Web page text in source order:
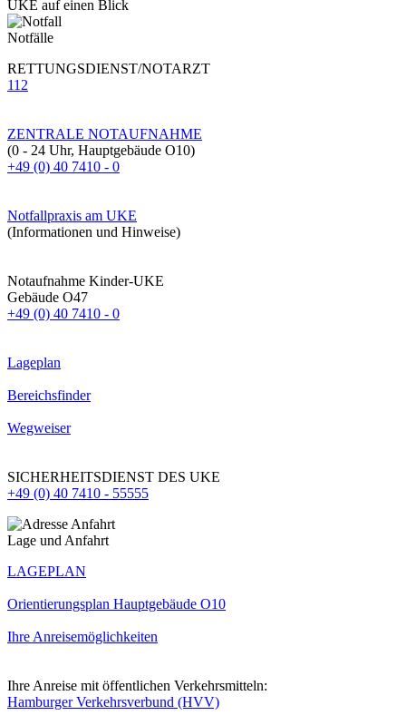
UKE auf einen Blick
Notfälle
RETTUNGSDIENST/NOTARZT
112
ZENTRALE NOTAUFNAHME
(0 - 24 Uhr, Hauptgebäude O10)
+49 (0) 40 7410 - 0
Notfallpraxis am UKE
(Informationen und Hinweise)
Notaufnahme Kinder-UKE
Gebäude O47
+49 (0) 40 7410 - 0
Lageplan
Bereichsfinder
Wegweiser
SICHERHEITSDIENST DES UKE
+49 (0) 40 7410 - 55555
Lage und Anfahrt
LAGEPLAN
Orientierungsplan Hauptgebäude O10
Ihre Anreisemöglichkeiten
Ihre Anreise mit öffentlichen Verkehrsmitteln:
Hamburger Verkehrsverbund (HVV)